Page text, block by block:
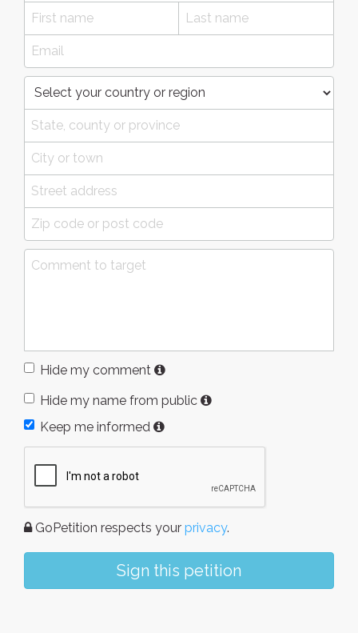
Hide my comment
Hide my name from public
Keep me informed
GoPetition respects your privacy.
Sign this petition